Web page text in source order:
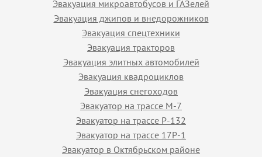
Эвакуация микроавтобусов и ГАЗелей
Эвакуация джипов и внедорожников
Эвакуация спецтехники
Эвакуация тракторов
Эвакуация элитных автомобилей
Эвакуация квадроциклов
Эвакуация снегоходов
Эвакуатор на трассе М-7
Эвакуатор на трассе Р-132
Эвакуатор на трассе 17Р-1
Эвакуатор в Октябрьском районе